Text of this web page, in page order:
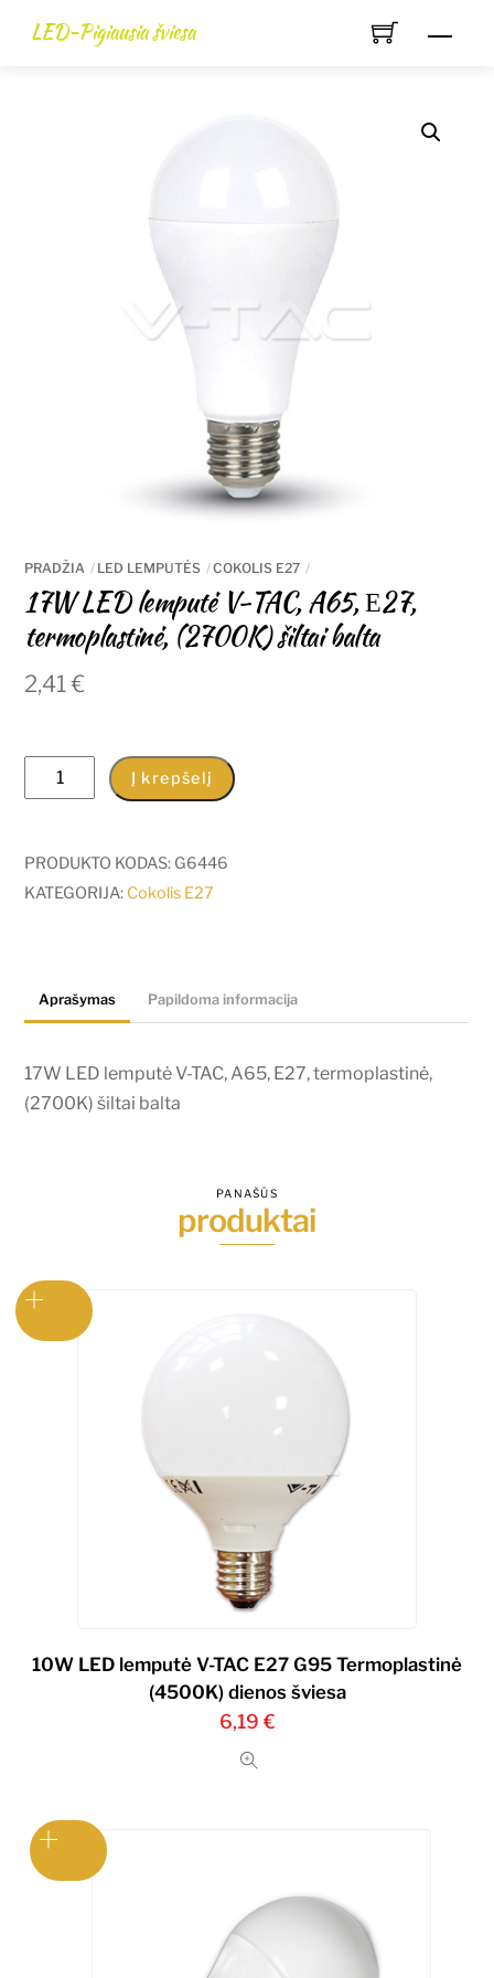
LED-Pigiausia šviesa
PRADŽIA LED LEMPUTĖS COKOLIS E27
17W LED lemputė V-TAC, A65, Е27,
termoplastinė, (2700K) šiltai balta
2,41€
produkto
kiekis:
LED
lemputė
Е27,
(2700K)
šiltai
Į krepšelį
PRODUKTO KODAS: G6446
KATEGORIJA: Cokolis E27
Aprašymas Papildoma informacija
17W LED lemputė V-TAC, A65, Е27, termoplastinė,
(2700K) šiltai balta
PANAŠŪS
produktai
10W LED lemputė V-TAC E27 G95 Termoplastinė
(4500K) dienos šviesa
6,19 €